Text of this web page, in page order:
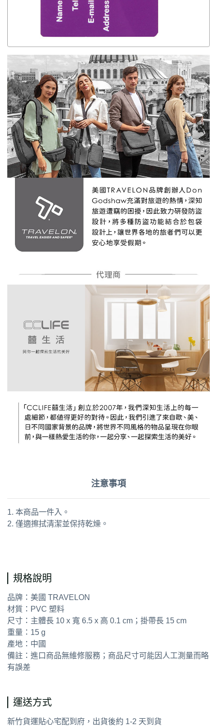
注意事項
1. 本商品一件入。
2. 僅適擦拭清潔並保持乾燥。
規格說明
品牌：美國 TRAVELON
材質：PVC 塑料
尺寸：主體長 10 x 寬 6.5 x 高 0.1 cm；掛帶長 15 cm
重量：15 g
產地：中國
備註：進口商品無維修服務；商品尺寸可能因人工測量而略
有誤差
運送方式
新竹貨運貼心宅配到府，出貨後約 1-2 天到貨